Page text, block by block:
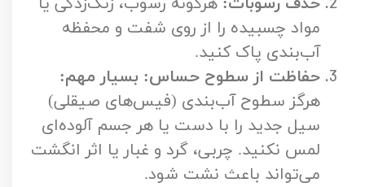
مواد چسبیده را از روی شفت و محفظه
آب‌بندی پاک کنید.
حفاظت از سطوح حساس: بسیار مهم:
هرگز سطوح آب‌بندی (فیس‌های صیقلی)
سیل جدید را با دست یا هر جسم آلوده‌ای
لمس نکنید. چربی، گرد و غبار یا اثر انگشت
می‌تواند باعث نشت شود.